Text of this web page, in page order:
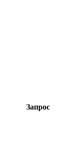
Запрос